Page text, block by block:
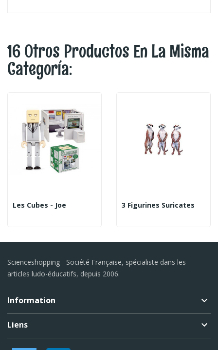
16 Otros Productos En La Misma
Categoría:
Les Cubes - Joe 3 Figurines Suricates
Scienceshopping - Société Française, spécialiste dans les
articles ludo-éducatifs, depuis 2006.
Information keyboard_arrow_down
Liens keyboard_arrow_down